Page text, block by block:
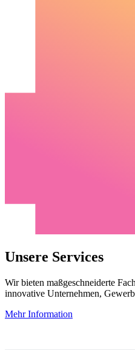
Unsere Services
Wir bieten maßgeschneiderte
innovative Unternehmen,
Mehr Information